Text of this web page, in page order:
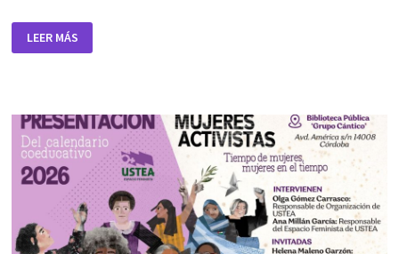
PRESENTA
EN
2026
“TIEMPO
DE
MUJERES,
MUJERES
EN
TIEMPO”
LEER MÁS